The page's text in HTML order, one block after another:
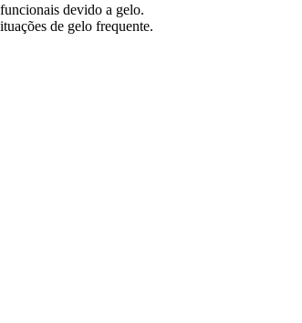
devido a gelo.
de gelo frequente.